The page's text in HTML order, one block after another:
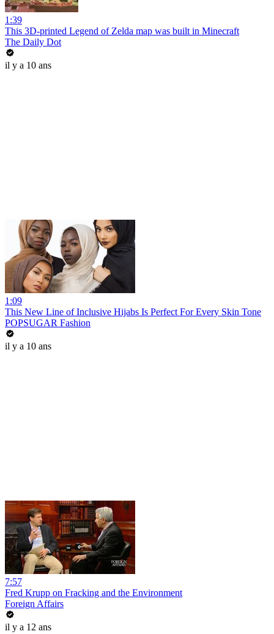
1:39
This 3D-printed Legend of Zelda map was built in Minecraft
The Daily Dot
il y a 10 ans
1:09
This New Line of Inclusive Hijabs Is Perfect For Every Skin Tone
POPSUGAR Fashion
il y a 10 ans
7:57
Fred Krupp on Fracking and the Environment
Foreign Affairs
il y a 12 ans